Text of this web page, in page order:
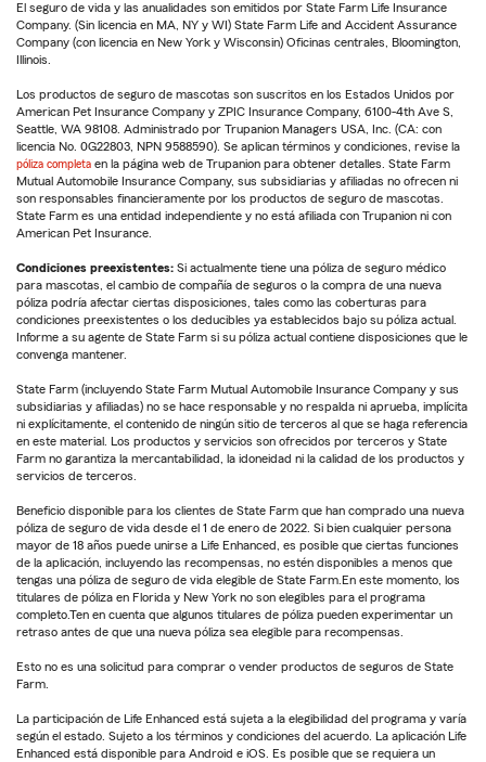
El seguro de vida y las anualidades son emitidos por State Farm Life Insurance
Company. (Sin licencia en MA, NY y WI) State Farm Life and Accident Assurance
Company (con licencia en New York y Wisconsin) Oficinas centrales, Bloomington,
Illinois.
Los productos de seguro de mascotas son suscritos en los Estados Unidos por
American Pet Insurance Company y ZPIC Insurance Company, 6100-4th Ave S,
Seattle, WA 98108. Administrado por Trupanion Managers USA, Inc. (CA: con
licencia No. 0G22803, NPN 9588590). Se aplican términos y condiciones, revise la
póliza completa en la página web de Trupanion para obtener detalles. State Farm
Mutual Automobile Insurance Company, sus subsidiarias y afiliadas no ofrecen ni
son responsables financieramente por los productos de seguro de mascotas.
State Farm es una entidad independiente y no está afiliada con Trupanion ni con
American Pet Insurance.
Condiciones preexistentes: Si actualmente tiene una póliza de seguro médico
para mascotas, el cambio de compañía de seguros o la compra de una nueva
póliza podría afectar ciertas disposiciones, tales como las coberturas para
condiciones preexistentes o los deducibles ya establecidos bajo su póliza actual.
Informe a su agente de State Farm si su póliza actual contiene disposiciones que le
convenga mantener.
State Farm (incluyendo State Farm Mutual Automobile Insurance Company y sus
subsidiarias y afiliadas) no se hace responsable y no respalda ni aprueba, implícita
ni explícitamente, el contenido de ningún sitio de terceros al que se haga referencia
en este material. Los productos y servicios son ofrecidos por terceros y State
Farm no garantiza la mercantabilidad, la idoneidad ni la calidad de los productos y
servicios de terceros.
Beneficio disponible para los clientes de State Farm que han comprado una nueva
póliza de seguro de vida desde el 1 de enero de 2022. Si bien cualquier persona
mayor de 18 años puede unirse a Life Enhanced, es posible que ciertas funciones
de la aplicación, incluyendo las recompensas, no estén disponibles a menos que
tengas una póliza de seguro de vida elegible de State Farm.En este momento, los
titulares de póliza en Florida y New York no son elegibles para el programa
completo.Ten en cuenta que algunos titulares de póliza pueden experimentar un
retraso antes de que una nueva póliza sea elegible para recompensas.
Esto no es una solicitud para comprar o vender productos de seguros de State
Farm.
La participación de Life Enhanced está sujeta a la elegibilidad del programa y varía
según el estado. Sujeto a los términos y condiciones del acuerdo. La aplicación Life
Enhanced está disponible para Android e iOS. Es posible que se requiera un